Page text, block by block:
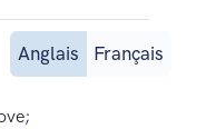
Anglais
Français